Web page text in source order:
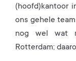
(hoofd)kantoor
ons gehele
nog wel wat
Rotterdam;